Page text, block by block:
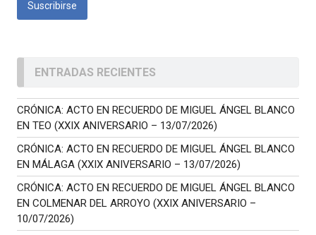
ENTRADAS RECIENTES
CRÓNICA: ACTO EN RECUERDO DE MIGUEL ÁNGEL BLANCO
EN TEO (XXIX ANIVERSARIO – 13/07/2026)
CRÓNICA: ACTO EN RECUERDO DE MIGUEL ÁNGEL BLANCO
EN MÁLAGA (XXIX ANIVERSARIO – 13/07/2026)
CRÓNICA: ACTO EN RECUERDO DE MIGUEL ÁNGEL BLANCO
EN COLMENAR DEL ARROYO (XXIX ANIVERSARIO –
10/07/2026)